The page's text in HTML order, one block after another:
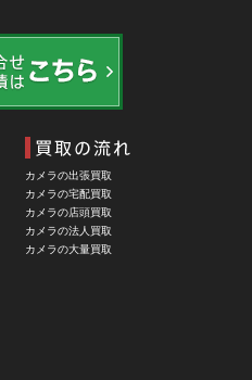
イエナ）
うかい）
カメラの出張買取
カメラの宅配買取
カメラの店頭買取
カメラの法人買取
カメラの大量買取